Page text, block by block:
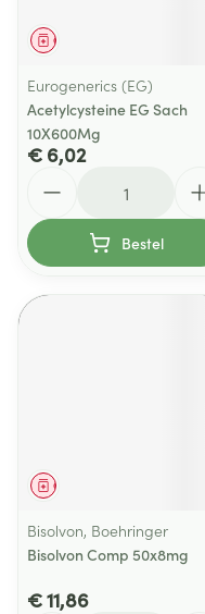
Geneesmiddel
Eurogenerics (EG)
Acetylcysteine EG Sach
10X600Mg
€ 6,02
Bestel
Geneesmiddel
Bisolvon, Boehringer
Bisolvon Comp 50x8mg
€ 11,86